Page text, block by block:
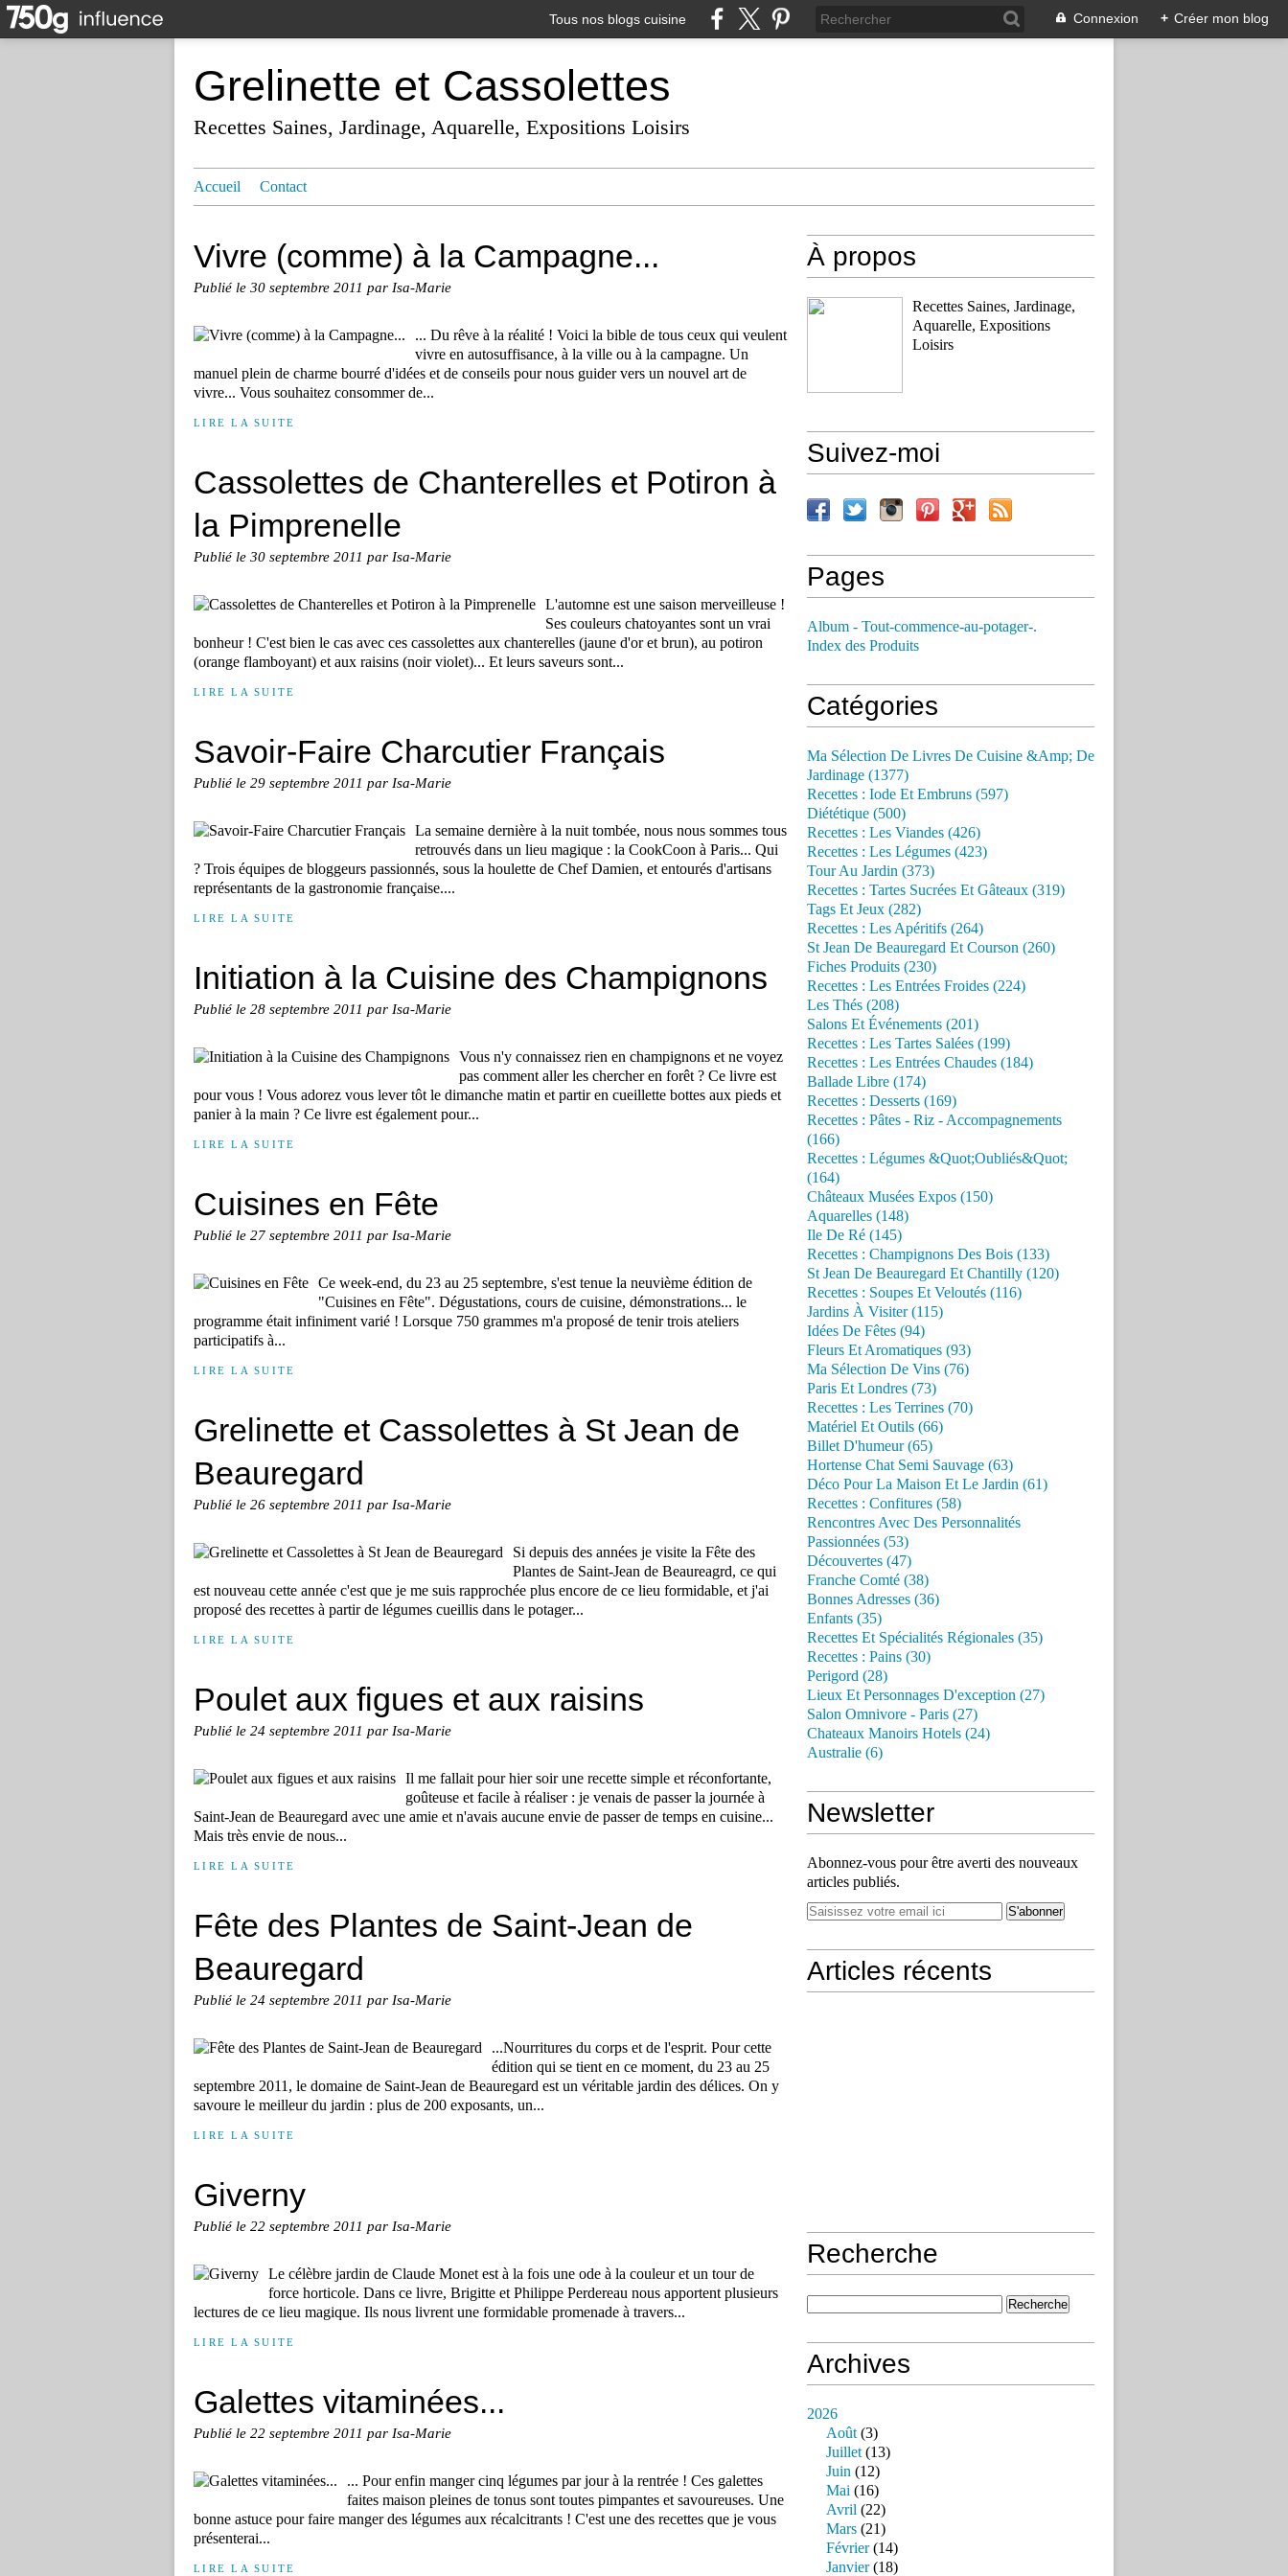
Tous nos blogs cuisine Connexion + Créer mon blog
Grelinette et Cassolettes
Recettes Saines, Jardinage, Aquarelle, Expositions Loisirs
Accueil Contact
Vivre (comme) à la Campagne...
Publié le 30 septembre 2011 par Isa-Marie
... Du rêve à la réalité ! Voici la bible de tous ceux qui veulent
vivre en autosuffisance, à la ville ou à la campagne. Un
manuel plein de charme bourré d'idées et de conseils pour nous guider vers un nouvel art de
vivre... Vous souhaitez consommer de...
LIRE LA SUITE
Cassolettes de Chanterelles et Potiron à
la Pimprenelle
Publié le 30 septembre 2011 par Isa-Marie
L'automne est une saison merveilleuse !
Ses couleurs chatoyantes sont un vrai
bonheur ! C'est bien le cas avec ces cassolettes aux chanterelles (jaune d'or et brun), au potiron
(orange flamboyant) et aux raisins (noir violet)... Et leurs saveurs sont...
LIRE LA SUITE
Savoir-Faire Charcutier Français
Publié le 29 septembre 2011 par Isa-Marie
La semaine dernière à la nuit tombée, nous nous sommes tous
retrouvés dans un lieu magique : la CookCoon à Paris... Qui
? Trois équipes de bloggeurs passionnés, sous la houlette de Chef Damien, et entourés d'artisans
représentants de la gastronomie française....
LIRE LA SUITE
Initiation à la Cuisine des Champignons
Publié le 28 septembre 2011 par Isa-Marie
Vous n'y connaissez rien en champignons et ne voyez
pas comment aller les chercher en forêt ? Ce livre est
pour vous ! Vous adorez vous lever tôt le dimanche matin et partir en cueillette bottes aux pieds et
panier à la main ? Ce livre est également pour...
LIRE LA SUITE
Cuisines en Fête
Publié le 27 septembre 2011 par Isa-Marie
Ce week-end, du 23 au 25 septembre, s'est tenue la neuvième édition de
"Cuisines en Fête". Dégustations, cours de cuisine, démonstrations... le
programme était infiniment varié ! Lorsque 750 grammes m'a proposé de tenir trois ateliers
participatifs à...
LIRE LA SUITE
Grelinette et Cassolettes à St Jean de
Beauregard
Publié le 26 septembre 2011 par Isa-Marie
Si depuis des années je visite la Fête des
Plantes de Saint-Jean de Beaureagrd, ce qui
est nouveau cette année c'est que je me suis rapprochée plus encore de ce lieu formidable, et j'ai
proposé des recettes à partir de légumes cueillis dans le potager...
LIRE LA SUITE
Poulet aux figues et aux raisins
Publié le 24 septembre 2011 par Isa-Marie
Il me fallait pour hier soir une recette simple et réconfortante,
goûteuse et facile à réaliser : je venais de passer la journée à
Saint-Jean de Beauregard avec une amie et n'avais aucune envie de passer de temps en cuisine...
Mais très envie de nous...
LIRE LA SUITE
Fête des Plantes de Saint-Jean de
Beauregard
Publié le 24 septembre 2011 par Isa-Marie
...Nourritures du corps et de l'esprit. Pour cette
édition qui se tient en ce moment, du 23 au 25
septembre 2011, le domaine de Saint-Jean de Beauregard est un véritable jardin des délices. On y
savoure le meilleur du jardin : plus de 200 exposants, un...
LIRE LA SUITE
Giverny
Publié le 22 septembre 2011 par Isa-Marie
Le célèbre jardin de Claude Monet est à la fois une ode à la couleur et un tour de
force horticole. Dans ce livre, Brigitte et Philippe Perdereau nous apportent plusieurs
lectures de ce lieu magique. Ils nous livrent une formidable promenade à travers...
LIRE LA SUITE
Galettes vitaminées...
Publié le 22 septembre 2011 par Isa-Marie
... Pour enfin manger cinq légumes par jour à la rentrée ! Ces galettes
faites maison pleines de tonus sont toutes pimpantes et savoureuses. Une
bonne astuce pour faire manger des légumes aux récalcitrants ! C'est une des recettes que je vous
présenterai...
LIRE LA SUITE
À propos
Recettes Saines, Jardinage,
Aquarelle, Expositions
Loisirs
Suivez-moi
Pages
Album - Tout-commence-au-potager-.
Index des Produits
Catégories
Ma Sélection De Livres De Cuisine &Amp; De
Jardinage (1377)
Recettes : Iode Et Embruns (597)
Diététique (500)
Recettes : Les Viandes (426)
Recettes : Les Légumes (423)
Tour Au Jardin (373)
Recettes : Tartes Sucrées Et Gâteaux (319)
Tags Et Jeux (282)
Recettes : Les Apéritifs (264)
St Jean De Beauregard Et Courson (260)
Fiches Produits (230)
Recettes : Les Entrées Froides (224)
Les Thés (208)
Salons Et Événements (201)
Recettes : Les Tartes Salées (199)
Recettes : Les Entrées Chaudes (184)
Ballade Libre (174)
Recettes : Desserts (169)
Recettes : Pâtes - Riz - Accompagnements
(166)
Recettes : Légumes &Quot;Oubliés&Quot;
(164)
Châteaux Musées Expos (150)
Aquarelles (148)
Ile De Ré (145)
Recettes : Champignons Des Bois (133)
St Jean De Beauregard Et Chantilly (120)
Recettes : Soupes Et Veloutés (116)
Jardins À Visiter (115)
Idées De Fêtes (94)
Fleurs Et Aromatiques (93)
Ma Sélection De Vins (76)
Paris Et Londres (73)
Recettes : Les Terrines (70)
Matériel Et Outils (66)
Billet D'humeur (65)
Hortense Chat Semi Sauvage (63)
Déco Pour La Maison Et Le Jardin (61)
Recettes : Confitures (58)
Rencontres Avec Des Personnalités
Passionnées (53)
Découvertes (47)
Franche Comté (38)
Bonnes Adresses (36)
Enfants (35)
Recettes Et Spécialités Régionales (35)
Recettes : Pains (30)
Perigord (28)
Lieux Et Personnages D'exception (27)
Salon Omnivore - Paris (27)
Chateaux Manoirs Hotels (24)
Australie (6)
Newsletter
Abonnez-vous pour être averti des nouveaux
articles publiés.
Articles récents
Recherche
Archives
2026
Août(3)
Juillet(13)
Juin (12)
Mai (16)
Avril (22)
Mars (21)
Février(14)
Janvier(18)